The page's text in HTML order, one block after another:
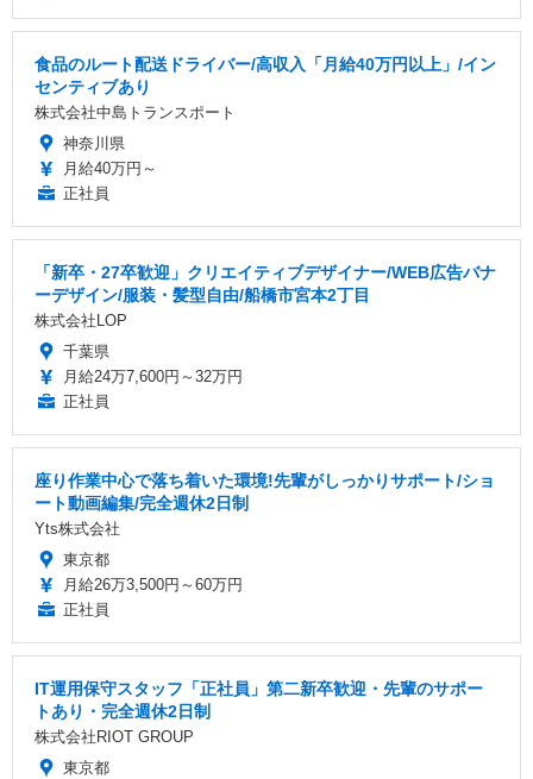
食品のルート配送ドライバー/高収入「月給40万円以上」/イン
センティブあり
株式会社中島トランスポート
神奈川県
月給40万円～
正社員
「新卒・27卒歓迎」クリエイティブデザイナー/WEB広告バナ
ーデザイン/服装・髪型自由/船橋市宮本2丁目
株式会社LOP
千葉県
月給24万7,600円～32万円
正社員
座り作業中心で落ち着いた環境!先輩がしっかりサポート/ショ
ート動画編集/完全週休2日制
Yts株式会社
東京都
月給26万3,500円～60万円
正社員
IT運用保守スタッフ「正社員」第二新卒歓迎・先輩のサポー
トあり・完全週休2日制
株式会社RIOT GROUP
東京都